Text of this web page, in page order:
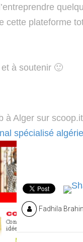
cette plateforme
à soutenir 🙂
à Alger sur
spécialisé
Fadhila